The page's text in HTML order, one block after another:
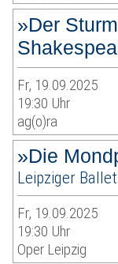
»Der
Fr, 19.09.2025
19:30 Uhr
ag(o)ra
»Die
Leipziger
Fr, 19.09.2025
19:30 Uhr
Oper Leipzig